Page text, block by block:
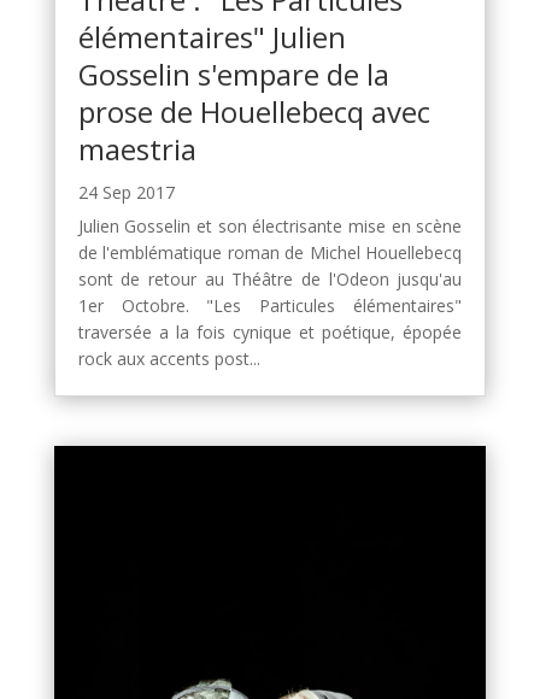
élémentaires" Julien
Gosselin s'empare de la
prose de Houellebecq avec
maestria
24 Sep 2017
Julien Gosselin et son électrisante mise en scène
de l'emblématique roman de Michel Houellebecq
sont de retour au Théâtre de l'Odeon jusqu'au
1er Octobre. "Les Particules élémentaires"
traversée a la fois cynique et poétique, épopée
rock aux accents post...